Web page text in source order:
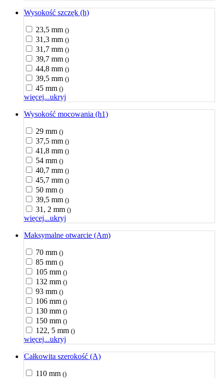
Wysokość szczęk (h)
23,5 mm ()
31,3 mm ()
31,7 mm ()
39,7 mm ()
44,8 mm ()
39,5 mm ()
45 mm ()
więcej...ukryj
Wysokość mocowania (h1)
29 mm ()
37,5 mm ()
41,8 mm ()
54 mm ()
40,7 mm ()
45,7 mm ()
50 mm ()
39,5 mm ()
31, 2 mm ()
więcej...ukryj
Maksymalne otwarcie (Am)
70 mm ()
85 mm ()
105 mm ()
132 mm ()
93 mm ()
106 mm ()
130 mm ()
150 mm ()
122, 5 mm ()
więcej...ukryj
Całkowita szerokość (A)
110 mm ()